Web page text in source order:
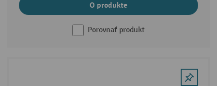
O produkte
Porovnať produkt